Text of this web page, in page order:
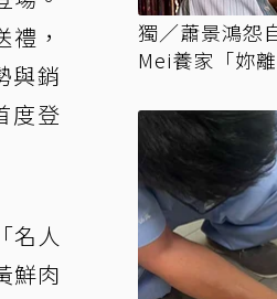
，
與銷
度登
名人
鮮肉
獨／蕭景鴻怨
Mei養家「妳離